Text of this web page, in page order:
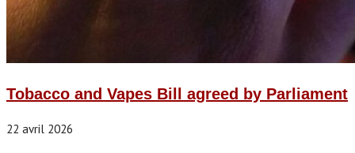
Tobacco and Vapes Bill agreed by Parliament
22 avril 2026